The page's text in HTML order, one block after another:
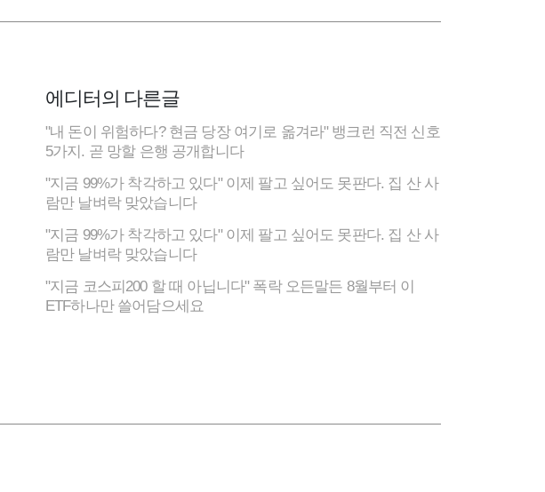
에디터의 다른글
"내 돈이 위험하다? 현금 당장 여기로 옮겨라" 뱅크런 직전 신호
5가지. 곧 망할 은행 공개합니다
"지금 99%가 착각하고 있다" 이제 팔고 싶어도 못판다. 집 산 사
람만 날벼락 맞았습니다
"지금 99%가 착각하고 있다" 이제 팔고 싶어도 못판다. 집 산 사
람만 날벼락 맞았습니다
"지금 코스피200 할 때 아닙니다" 폭락 오든말든 8월부터 이
ETF하나만 쓸어담으세요